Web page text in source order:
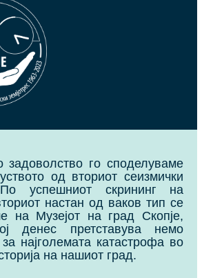
задоволство го споделуваме
од вториот сеизмички
По успешниот скрининг на
настан од ваков тип се
на Музејот на град Скопје,
денес претставува немо
најголемата катастрофа во
на нашиот град.